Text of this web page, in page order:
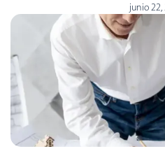
junio 22,